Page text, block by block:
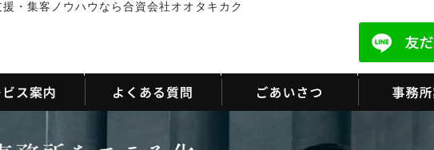
・集客ノウハウなら合資会社オオタキカク